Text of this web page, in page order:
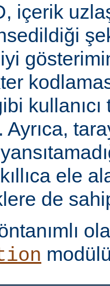
içerik
ele
de